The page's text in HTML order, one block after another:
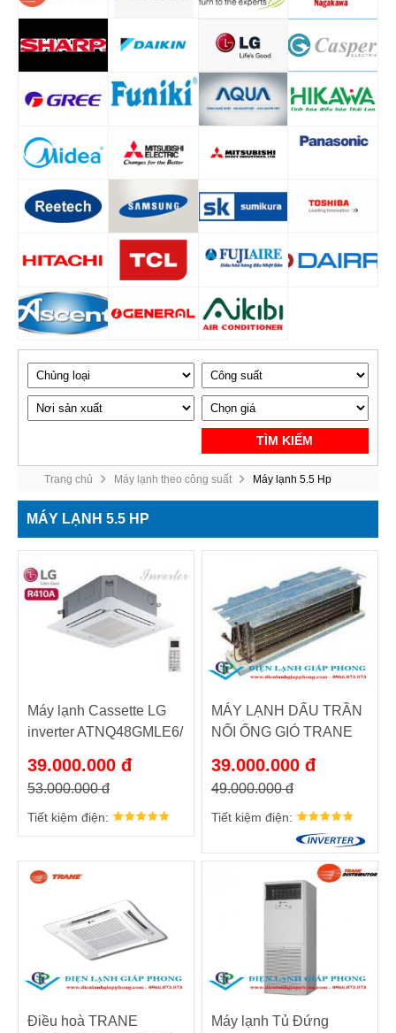
TÌM KIẾM
Trang chủ Máy lạnh theo công suất Máy lạnh 5.5 Hp
MÁY LẠNH 5.5 HP
Máy lạnh Cassette LG
inverter ATNQ48GMLE6/
39.000.000 đ
53.000.000 đ
Tiết kiệm điện:
MÁY LẠNH DẤU TRẦN
NỐI ỐNG GIÓ TRANE
MCD048DB/TTK048KD
39.000.000 đ
49.000.000 đ
Tiết kiệm điện:
Điều hoà TRANE
Máy lạnh Tủ Đứng